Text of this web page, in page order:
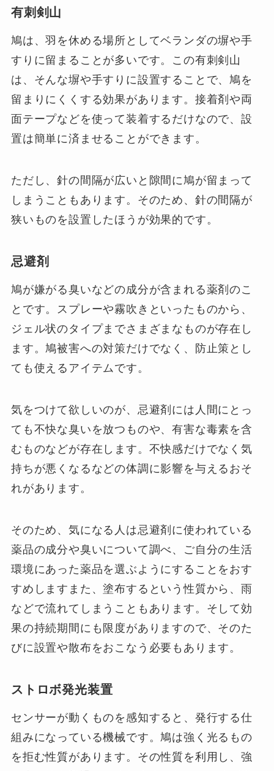
有刺剣山
鳩は、羽を休める場所としてベランダの塀や手
すりに留まることが多いです。この有刺剣山
は、そんな塀や手すりに設置することで、鳩を
留まりにくくする効果があります。接着剤や両
面テープなどを使って装着するだけなので、設
置は簡単に済ませることができます。
ただし、針の間隔が広いと隙間に鳩が留まって
しまうこともあります。そのため、針の間隔が
狭いものを設置したほうが効果的です。
忌避剤
鳩が嫌がる臭いなどの成分が含まれる薬剤のこ
とです。スプレーや霧吹きといったものから、
ジェル状のタイプまでさまざまなものが存在し
ます。鳩被害への対策だけでなく、防止策とし
ても使えるアイテムです。
気をつけて欲しいのが、忌避剤には人間にとっ
ても不快な臭いを放つものや、有害な毒素を含
むものなどが存在します。不快感だけでなく気
持ちが悪くなるなどの体調に影響を与えるおそ
れがあります。
そのため、気になる人は忌避剤に使われている
薬品の成分や臭いについて調べ、ご自分の生活
環境にあった薬品を選ぶようにすることをおす
すめしますまた、塗布するという性質から、雨
などで流れてしまうこともあります。そして効
果の持続期間にも限度がありますので、そのた
びに設置や散布をおこなう必要もあります。
ストロボ発光装置
センサーが動くものを感知すると、発行する仕
組みになっている機械です。鳩は強く光るもの
を拒む性質があります。その性質を利用し、強